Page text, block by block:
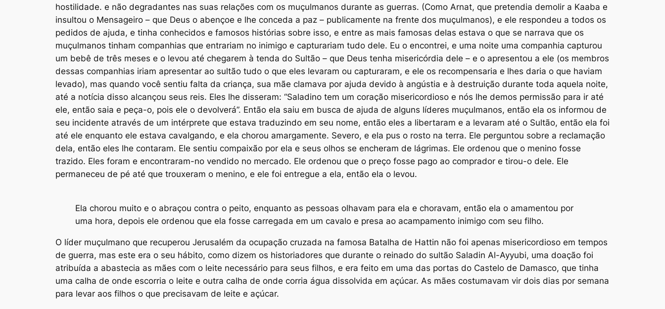
hostilidade. e não degradantes nas suas relações com os muçulmanos durante as guerras. (Como Arnat, que pretendia demolir a Kaaba e
insultou o Mensageiro – que Deus o abençoe e lhe conceda a paz – publicamente na frente dos muçulmanos), e ele respondeu a todos os
pedidos de ajuda, e tinha conhecidos e famosos histórias sobre isso, e entre as mais famosas delas estava o que se narrava que os
muçulmanos tinham companhias que entrariam no inimigo e capturariam tudo dele. Eu o encontrei, e uma noite uma companhia capturou
um bebê de três meses e o levou até chegarem à tenda do Sultão – que Deus tenha misericórdia dele – e o apresentou a ele (os membros
dessas companhias iriam apresentar ao sultão tudo o que eles levaram ou capturaram, e ele os recompensaria e lhes daria o que haviam
levado), mas quando você sentiu falta da criança, sua mãe clamava por ajuda devido à angústia e à destruição durante toda aquela noite,
até a notícia disso alcançou seus reis. Eles lhe disseram: “Saladino tem um coração misericordioso e nós lhe demos permissão para ir até
ele, então saia e peça-o, pois ele o devolverá”. Então ela saiu em busca de ajuda de alguns líderes muçulmanos, então ela os informou de
seu incidente através de um intérprete que estava traduzindo em seu nome, então eles a libertaram e a levaram até o Sultão, então ela foi
até ele enquanto ele estava cavalgando, e ela chorou amargamente. Severo, e ela pus o rosto na terra. Ele perguntou sobre a reclamação
dela, então eles lhe contaram. Ele sentiu compaixão por ela e seus olhos se encheram de lágrimas. Ele ordenou que o menino fosse
trazido. Eles foram e encontraram-no vendido no mercado. Ele ordenou que o preço fosse pago ao comprador e tirou-o dele. Ele
permaneceu de pé até que trouxeram o menino, e ele foi entregue a ela, então ela o levou.
Ela chorou muito e o abraçou contra o peito, enquanto as pessoas olhavam para ela e choravam, então ela o amamentou por
uma hora, depois ele ordenou que ela fosse carregada em um cavalo e presa ao acampamento inimigo com seu filho.
O líder muçulmano que recuperou Jerusalém da ocupação cruzada na famosa Batalha de Hattin não foi apenas misericordioso em tempos
de guerra, mas este era o seu hábito, como dizem os historiadores que durante o reinado do sultão Saladin Al-Ayyubi, uma doação foi
atribuída a abastecia as mães com o leite necessário para seus filhos, e era feito em uma das portas do Castelo de Damasco, que tinha
uma calha de onde escorria o leite e outra calha de onde corria água dissolvida em açúcar. As mães costumavam vir dois dias por semana
para levar aos filhos o que precisavam de leite e açúcar.